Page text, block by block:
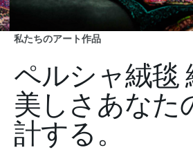
私たちのアート作品
ペルシャ絨毯
美しさ あなた
計する。